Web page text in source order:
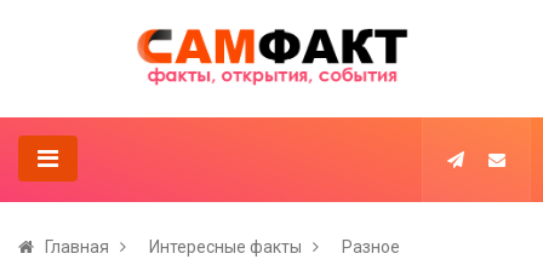
Главная Интересные факты Разное